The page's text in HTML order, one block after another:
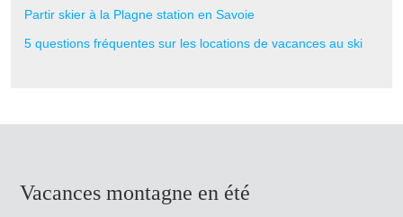
Partir skier à la Plagne station en Savoie
5 questions fréquentes sur les locations de vacances au ski
Vacances montagne en été